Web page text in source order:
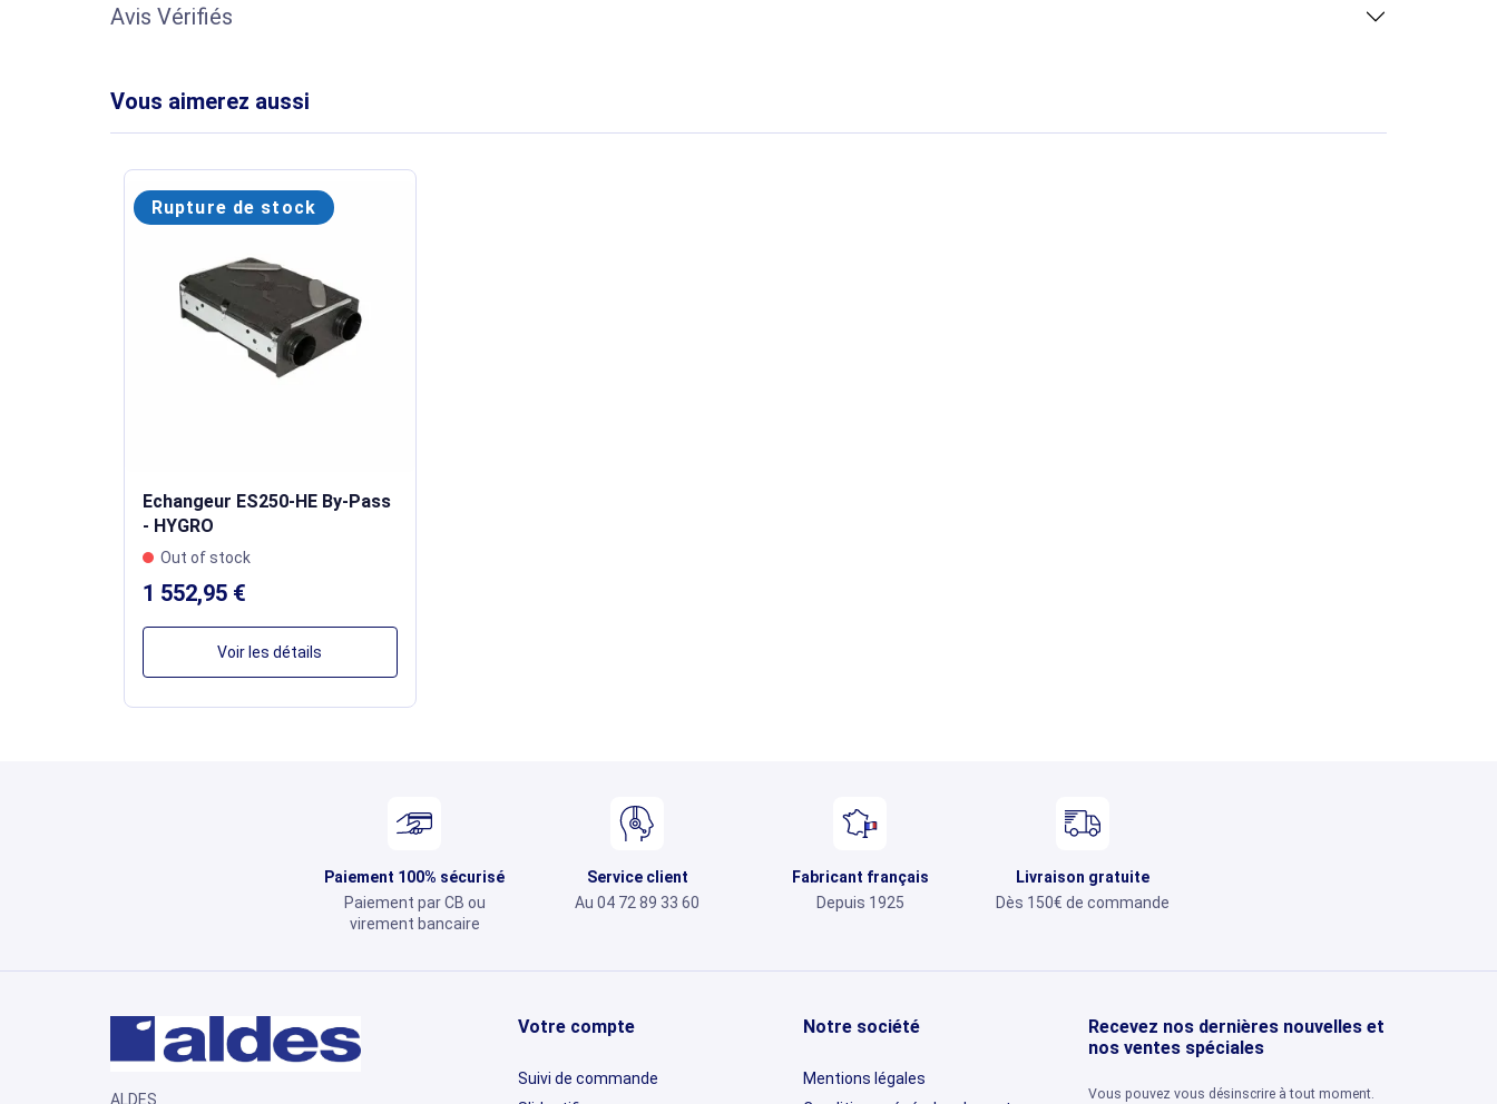
Avis Vérifiés
Vous aimerez aussi
Rupture de stock
Echangeur ES250-HE By-Pass
- HYGRO
Out of stock
1 552,95 €
Voir les détails
Paiement 100% sécurisé
Paiement par CB ou
virement bancaire
Service client
Au 04 72 89 33 60
Fabricant français
Depuis 1925
Livraison gratuite
Dès 150€ de commande
ALDES
Votre compte
Suivi de commande
Notre société
Mentions légales
Recevez nos dernières nouvelles et
nos ventes spéciales
Vous pouvez vous désinscrire à tout moment.